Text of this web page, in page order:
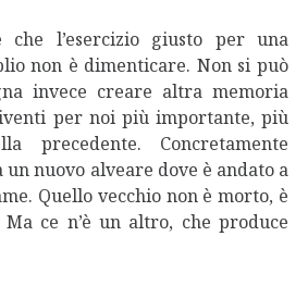
l’esercizio giusto per una
non è dimenticare. Non si può
invece creare altra memoria
per noi più importante, più
precedente. Concretamente
un nuovo alveare dove è andato a
Quello vecchio non è morto, è
ce n’è un altro, che produce